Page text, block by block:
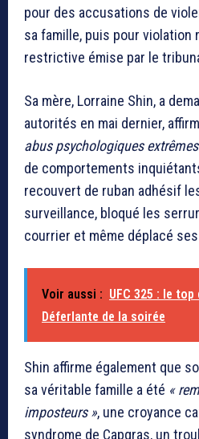
pour des accusations de
sa famille, puis pour violation
restrictive émise par le
Sa mère, Lorraine Shin, a
autorités en mai dernier,
abus psychologiques
de comportements
recouvert de ruban adhésif
surveillance, bloqué les
courrier et même déplacé
Voir aussi : UFC 325 : le
Déferlante de la soirée
Shin affirme également que
sa véritable famille a été «
imposteurs », une croyance
syndrome de Capgras, un